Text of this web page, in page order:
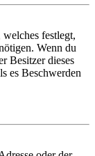
festlegt,
Wenn du
Besitzer dieses
es Beschwerden